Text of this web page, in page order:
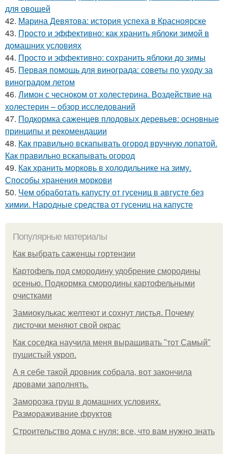
для овощей
42. Марина Девятова: история успеха в Красноярске
43. Просто и эффективно: как хранить яблоки зимой в
домашних условиях
44. Просто и эффективно: сохранить яблоки до зимы
45. Первая помощь для винограда: советы по уходу за
виноградом летом
46. Лимон с чесноком от холестерина. Воздействие на
холестерин – обзор исследований
47. Подкормка саженцев плодовых деревьев: основные
принципы и рекомендации
48. Как правильно вскапывать огород вручную лопатой.
Как правильно вскапывать огород
49. Как хранить морковь в холодильнике на зиму.
Способы хранения моркови
50. Чем обработать капусту от гусениц в августе без
химии. Народные средства от гусениц на капусте
Популярные материалы
Как выбрать саженцы гортензии
Картофель под смородину удобрение смородины
осенью. Подкормка смородины картофельными
очистками
Замиокулькас желтеют и сохнут листья. Почему
листочки меняют свой окрас
Как соседка научила меня выращивать "тот Самый"
пушистый укроп.
А я себе такой дровник собрала, вот закончила
дровами заполнять.
Заморозка груш в домашних условиях.
Размораживание фруктов
Строительство дома с нуля: все, что вам нужно знать